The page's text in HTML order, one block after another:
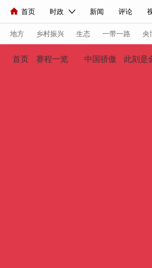
首页 时政 新闻 评论
人民领袖习近平 联播+ 中国领导人
直播 栏目大全 节目单 听音
海外频道 iPanda English Монгол
地方 乡村振兴 生态 一带一路 央
首页 赛程一览 中国骄傲 此刻是